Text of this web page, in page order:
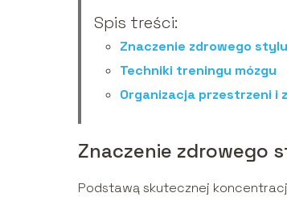
Spis treści:
Znaczenie zdrowego
Techniki treningu mózgu
Organizacja przestrzeni i
Znaczenie zdrowego
Podstawą skutecznej